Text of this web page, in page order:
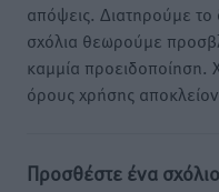
απόψεις. Διατηρούμε
σχόλια θεωρούμε
καμμία προειδοποίηση.
όρους χρήσης
Προσθέστε ένα σχόλιο